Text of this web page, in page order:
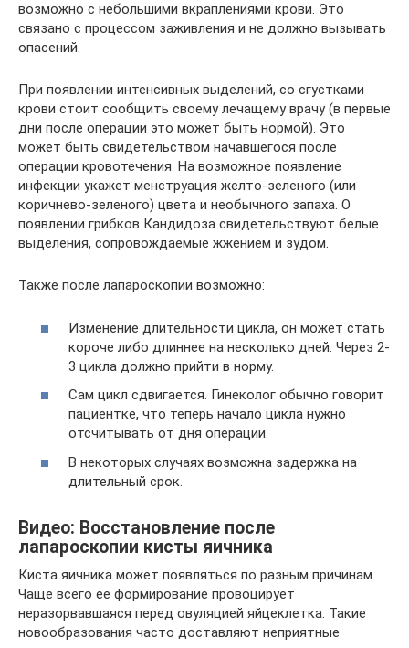
возможно с небольшими вкраплениями крови. Это
связано с процессом заживления и не должно вызывать
опасений.
При появлении интенсивных выделений, со сгустками
крови стоит сообщить своему лечащему врачу (в первые
дни после операции это может быть нормой). Это
может быть свидетельством начавшегося после
операции кровотечения. На возможное появление
инфекции укажет менструация желто-зеленого (или
коричнево-зеленого) цвета и необычного запаха. О
появлении грибков Кандидоза свидетельствуют белые
выделения, сопровождаемые жжением и зудом.
Также после лапароскопии возможно:
Изменение длительности цикла, он может стать
короче либо длиннее на несколько дней. Через 2-
3 цикла должно прийти в норму.
Сам цикл сдвигается. Гинеколог обычно говорит
пациентке, что теперь начало цикла нужно
отсчитывать от дня операции.
В некоторых случаях возможна задержка на
длительный срок.
Видео: Восстановление после
лапароскопии кисты яичника
Киста яичника может появляться по разным причинам.
Чаще всего ее формирование провоцирует
неразорвавшаяся перед овуляцией яйцеклетка. Такие
новообразования часто доставляют неприятные